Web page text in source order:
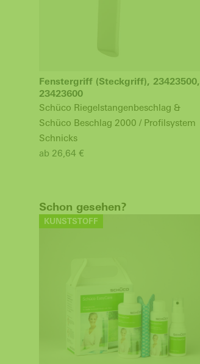
Fenstergriff (Steckgriff), 23423500,
23423600
Schüco Riegelstangenbeschlag &
Schüco Beschlag 2000 / Profilsystem
Schnicks
ab 26,64 €
Schon gesehen?
KUNSTSTOFF